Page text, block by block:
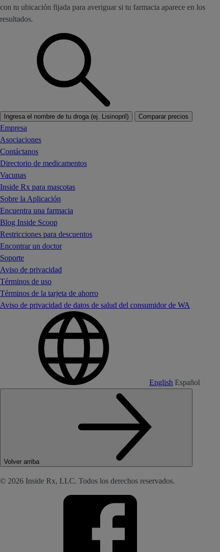
con tu ubicación fijada para averiguar si tu farmacia aparece en los
resultados.
Ingresa el nombre de tu droga (ej. Lisinopril) Comparar precios
Empresa
Asociaciones
Contáctanos
Directorio de medicamentos
Vacunas
Inside Rx para mascotas
Sobre la Aplicación
Encuentra una farmacia
Blog Inside Scoop
Restricciones para descuentos
Encontrar un doctor
Soporte
Aviso de privacidad
Términos de uso
Términos de la tarjeta de ahorro
Aviso de privacidad de datos de salud del consumidor de WA
English Español
Volver arriba
© 2026 Inside Rx, LLC. Todos los derechos reservados.